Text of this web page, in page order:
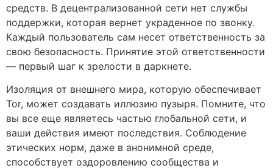
средств. В децентрализованной сети нет службы
поддержки, которая вернет украденное по звонку.
Каждый пользователь сам несет ответственность за
свою безопасность. Принятие этой ответственности
— первый шаг к зрелости в даркнете.
Изоляция от внешнего мира, которую обеспечивает
Tor, может создавать иллюзию пузыря. Помните, что
вы все еще являетесь частью глобальной сети, и
ваши действия имеют последствия. Соблюдение
этических норм, даже в анонимной среде,
способствует оздоровлению сообщества и